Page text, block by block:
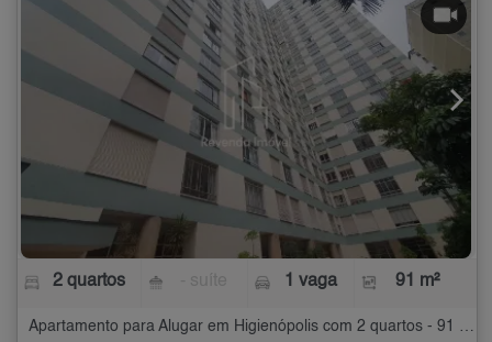
2 quartos 1 vaga 91 m²